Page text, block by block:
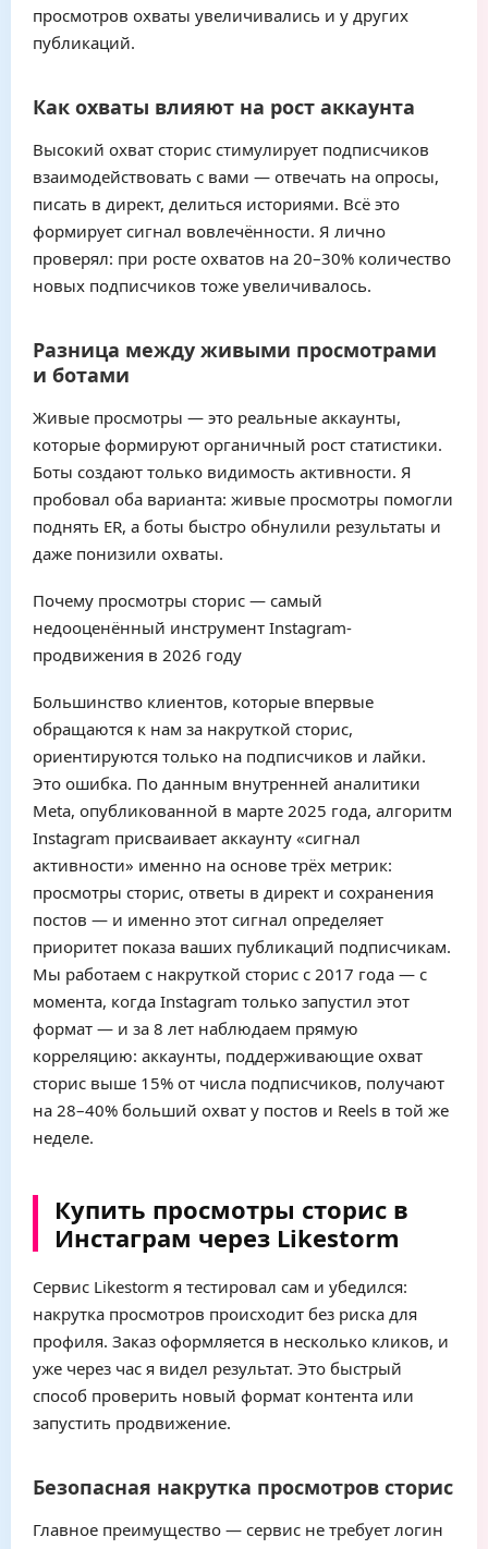
просмотров охваты увеличивались и у других
публикаций.
Как охваты влияют на рост аккаунта
Высокий охват сторис стимулирует подписчиков
взаимодействовать с вами — отвечать на опросы,
писать в директ, делиться историями. Всё это
формирует сигнал вовлечённости. Я лично
проверял: при росте охватов на 20–30% количество
новых подписчиков тоже увеличивалось.
Разница между живыми просмотрами
и ботами
Живые просмотры — это реальные аккаунты,
которые формируют органичный рост статистики.
Боты создают только видимость активности. Я
пробовал оба варианта: живые просмотры помогли
поднять ER, а боты быстро обнулили результаты и
даже понизили охваты.
Почему просмотры сторис — самый
недооценённый инструмент Instagram-
продвижения в 2026 году
Большинство клиентов, которые впервые
обращаются к нам за накруткой сторис,
ориентируются только на подписчиков и лайки.
Это ошибка. По данным внутренней аналитики
Meta, опубликованной в марте 2025 года, алгоритм
Instagram присваивает аккаунту «сигнал
активности» именно на основе трёх метрик:
просмотры сторис, ответы в директ и сохранения
постов — и именно этот сигнал определяет
приоритет показа ваших публикаций подписчикам.
Мы работаем с накруткой сторис с 2017 года — с
момента, когда Instagram только запустил этот
формат — и за 8 лет наблюдаем прямую
корреляцию: аккаунты, поддерживающие охват
сторис выше 15% от числа подписчиков, получают
на 28–40% больший охват у постов и Reels в той же
неделе.
Купить просмотры сторис в
Инстаграм через Likestorm
Сервис Likestorm я тестировал сам и убедился:
накрутка просмотров происходит без риска для
профиля. Заказ оформляется в несколько кликов, и
уже через час я видел результат. Это быстрый
способ проверить новый формат контента или
запустить продвижение.
Безопасная накрутка просмотров сторис
Главное преимущество — сервис не требует логин